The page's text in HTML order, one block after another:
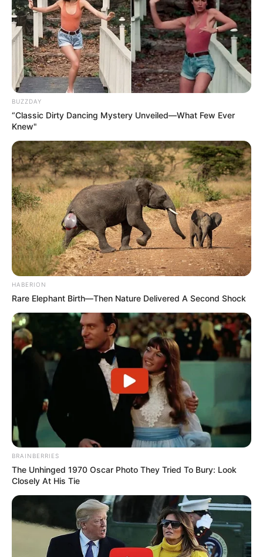
BUZZDAY
“Classic Dirty Dancing Mystery Unveiled—What Few Ever
Knew"
HABERION
Rare Elephant Birth—Then Nature Delivered A Second Shock
BRAINBERRIES
The Unhinged 1970 Oscar Photo They Tried To Bury: Look
Closely At His Tie